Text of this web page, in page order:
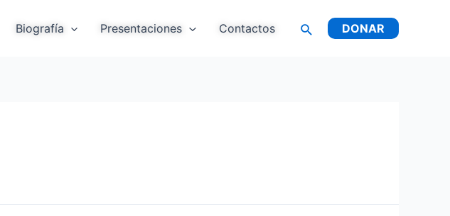
Biografía Presentaciones Contactos DONAR